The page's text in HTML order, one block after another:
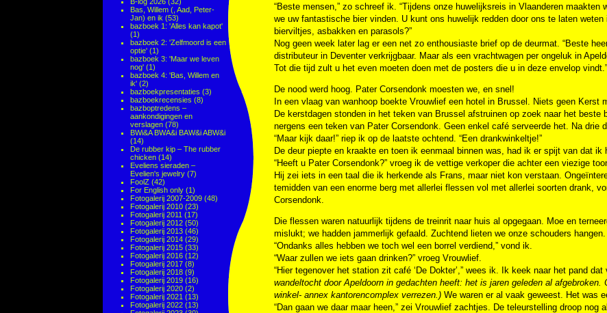
Bas, Willem (, Aad, Peter-
Jan) en ik (53)
bazboek 1: 'Alles kan kapot'
(1)
bazboek 2: 'Zelfmoord is een
optie' (1)
bazboek 3: 'Maar we leven
nog' (1)
bazboek 4: 'Bas, Willem en
ik' (2)
bazboekpresentaties (3)
bazboekrecensies (8)
bazboptredens –
aankondigingen en
verslagen (78)
BWi&A BWA&i BAW&i ABW&i
(14)
De rubber kip – The rubber
chicken (14)
Eveliens sieraden –
Evelien's jewelry (7)
FoolZ (42)
For English only (1)
Fotogalerij 2007-2009 (48)
Fotogalerij 2010 (23)
Fotogalerij 2011 (17)
Fotogalerij 2012 (50)
Fotogalerij 2013 (46)
Fotogalerij 2014 (29)
Fotogalerij 2015 (33)
Fotogalerij 2016 (12)
Fotogalerij 2017 (8)
Fotogalerij 2018 (9)
Fotogalerij 2019 (16)
Fotogalerij 2020 (2)
Fotogalerij 2021 (13)
Fotogalerij 2022 (13)
“Beste mensen,” zo schreef ik. “Tijdens onze huwelijksreis in Vlaanderen
we uw fantastische bier vinden. U kunt ons huwelijk redden door ons te laten
bierviltjes, asbakken en parasols?”
Nog geen week later lag er een net zo enthousiaste brief op de deurmat. “Beste
distributeur in Deventer verkrijgbaar. Maar als een vrachtwagen per ongeluk in
Tot die tijd zult u het even moeten doen met de posters die u in deze envelop vindt.”
De nood werd hoog. Pater Corsendonk moesten we, en snel!
In een vlaag van wanhoop boekte Vrouwlief een hotel in Brussel. Niets geen Kerst
De kerstdagen stonden in het teken van Brussel afstruinen op zoek naar het
nergens een teken van Pater Corsendonk. Geen enkel café serveerde het. Na drie
“Maar kijk daar!” riep ik op de laatste ochtend. “Een drankwinkeltje!”
De deur piepte en kraakte en toen ik eenmaal binnen was, had ik er spijt van dat
“Heeft u Pater Corsendonk?” vroeg ik de vettige verkoper die achter een viezige
Hij zei iets in een taal die ik herkende als Frans, maar niet kon verstaan.
temidden van een enorme berg met allerlei flessen vol met allerlei soorten drank,
Corsendonk.
Die flessen waren natuurlijk tijdens de treinrit naar huis al opgegaan. Moe en
mislukt; we hadden jammerlijk gefaald. Zuchtend lieten we onze schouders hangen.
“Ondanks alles hebben we toch wel een borrel verdiend,” vond ik.
“Waar zullen we iets gaan drinken?” vroeg Vrouwlief.
“Hier tegenover het station zit café ‘De Dokter’,” wees ik. Ik keek naar het pand
wandeltocht door Apeldoorn in gedachten heeft: het is jaren geleden al
winkel- annex kantorencomplex verrezen.) We waren er al vaak geweest. Het was
“Dan gaan we daar maar heen,” zei Vrouwlief zachtjes. De teleurstelling droop nog